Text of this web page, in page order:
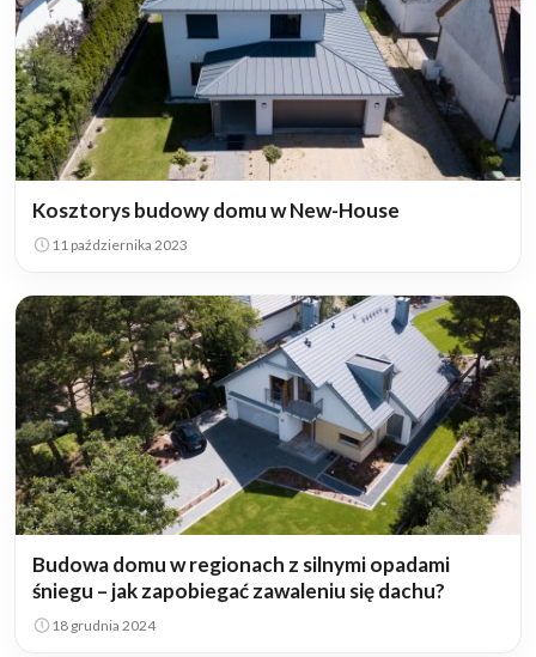
Kosztorys budowy domu w New-House
11 października 2023
Budowa domu w regionach z silnymi opadami
śniegu – jak zapobiegać zawaleniu się dachu?
18 grudnia 2024